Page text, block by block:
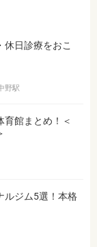
日診療をおこ
野駅
育館まとめ！＜
ルジム5選！本格